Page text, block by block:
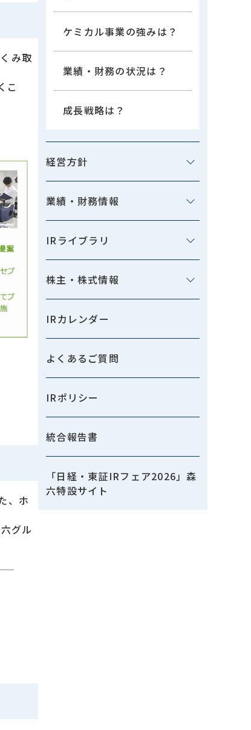
ケミカル事業の強みは？
業績・財務の状況は？
成長戦略は？
経営方針
業績・財務情報
IRライブラリ
株主・株式情報
IRカレンダー
よくあるご質問
IRポリシー
統合報告書
「日経・東証IRフェア2026」森
六特設サイト
み取
こ
、ホ
グル